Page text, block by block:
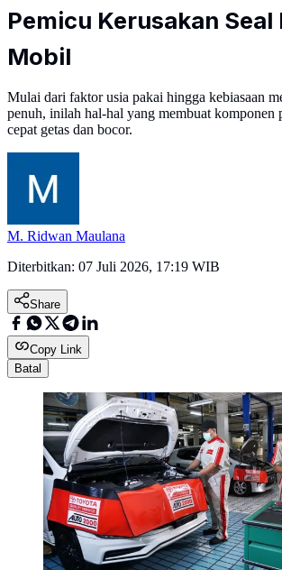
Pemicu Kerusakan Seal
Mobil
Mulai dari faktor usia pakai hingga kebiasaan
penuh, inilah hal-hal yang membuat komponen
cepat getas dan bocor.
M. Ridwan Maulana
Diterbitkan: 07 Juli 2026, 17:19 WIB
Share
Copy Link
Batal